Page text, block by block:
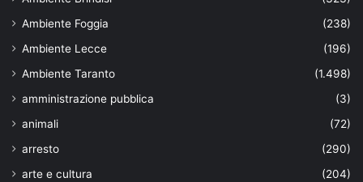
Ambiente Foggia
(238)
Ambiente Lecce
(196)
Ambiente Taranto
(1.498)
amministrazione pubblica
(3)
animali
(72)
arresto
(290)
arte e cultura
(204)